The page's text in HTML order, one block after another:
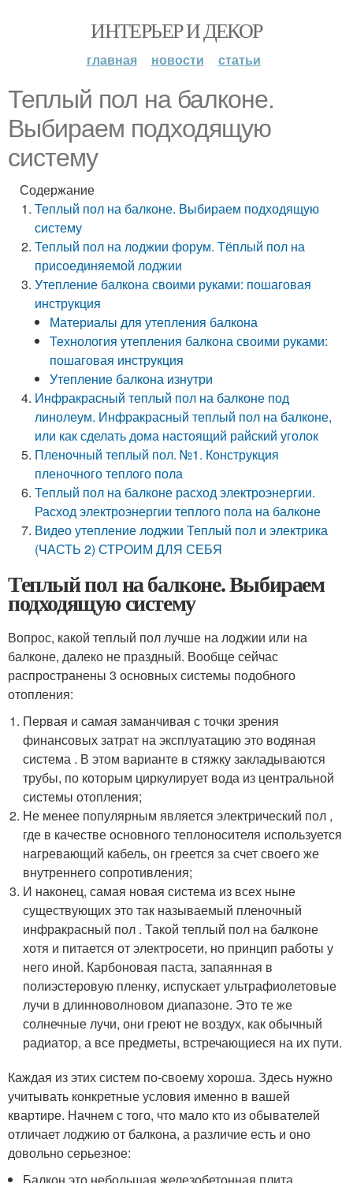
ИНТЕРЬЕР И ДЕКОР
главная новости статьи
Теплый пол на балконе.
Выбираем подходящую
систему
Содержание
Теплый пол на балконе. Выбираем подходящую
систему
Теплый пол на лоджии форум. Тёплый пол на
присоединяемой лоджии
Утепление балкона своими руками: пошаговая
инструкция
Материалы для утепления балкона
Технология утепления балкона своими руками:
пошаговая инструкция
Утепление балкона изнутри
Инфракрасный теплый пол на балконе под
линолеум. Инфракрасный теплый пол на балконе,
или как сделать дома настоящий райский уголок
Пленочный теплый пол. №1. Конструкция
пленочного теплого пола
Теплый пол на балконе расход электроэнергии.
Расход электроэнергии теплого пола на балконе
Видео утепление лоджии Теплый пол и электрика
(ЧАСТЬ 2) СТРОИМ ДЛЯ СЕБЯ
Теплый пол на балконе. Выбираем
подходящую систему
Вопрос, какой теплый пол лучше на лоджии или на
балконе, далеко не праздный. Вообще сейчас
распространены 3 основных системы подобного
отопления:
Первая и самая заманчивая с точки зрения
финансовых затрат на эксплуатацию это водяная
система . В этом варианте в стяжку закладываются
трубы, по которым циркулирует вода из центральной
системы отопления;
Не менее популярным является электрический пол ,
где в качестве основного теплоносителя используется
нагревающий кабель, он греется за счет своего же
внутреннего сопротивления;
И наконец, самая новая система из всех ныне
существующих это так называемый пленочный
инфракрасный пол . Такой теплый пол на балконе
хотя и питается от электросети, но принцип работы у
него иной. Карбоновая паста, запаянная в
полиэстеровую пленку, испускает ультрафиолетовые
лучи в длинноволновом диапазоне. Это те же
солнечные лучи, они греют не воздух, как обычный
радиатор, а все предметы, встречающиеся на их пути.
Каждая из этих систем по-своему хороша. Здесь нужно
учитывать конкретные условия именно в вашей
квартире. Начнем с того, что мало кто из обывателей
отличает лоджию от балкона, а различие есть и оно
довольно серьезное: